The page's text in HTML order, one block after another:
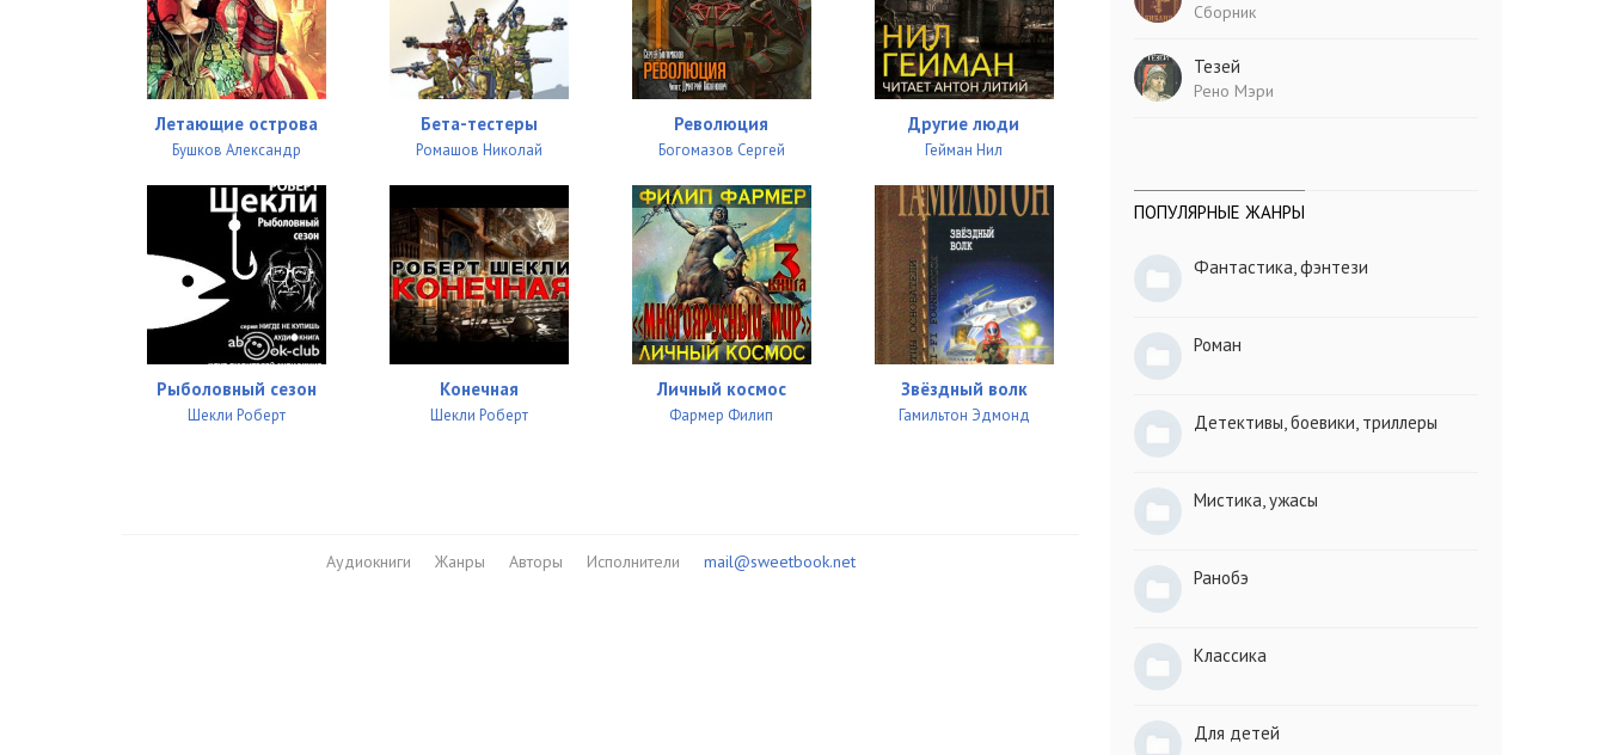
Летающие острова
Бушков Александр
Бета-тестеры
Ромашов Николай
Революция
Богомазов Сергей
Другие люди
Гейман Нил
Рыболовный сезон
Шекли Роберт
Конечная
Шекли Роберт
Личный космос
Фармер Филип
Звёздный волк
Гамильтон Эдмонд
Аудиокниги Жанры Авторы Исполнители mail@sweetbook.net
Сборник
Тезей
Рено Мэри
ПОПУЛЯРНЫЕ ЖАНРЫ
Фантастика, фэнтези
Роман
Детективы, боевики, триллеры
Мистика, ужасы
Ранобэ
Классика
Для детей